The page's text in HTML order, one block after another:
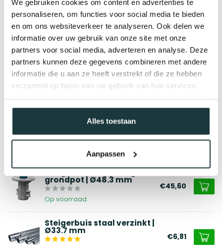
We gebruiken cookies om content en advertenties te
personaliseren, om functies voor social media te bieden
en om ons websiteverkeer te analyseren. Ook delen we
informatie over uw gebruik van onze site met onze
partners voor social media, adverteren en analyse. Deze
partners kunnen deze gegevens combineren met andere
informatie die u aan ze heeft verstrekt of die ze hebben
verzameld op basis van uw gebruik van hun services.
Alles toestaan
Aanpassen
Gerelateerde producten
Steigerbuis koppeling
€40,05
grondpot | Ø48.3 mm
Op voorraad
€45,60
Steigerbuis staal verzinkt |
Ø33.7 mm
€6,81